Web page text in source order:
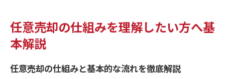
任意売却の仕組みを理解したい方へ基
本解説
任意売却の仕組みと基本的な流れを徹底解説